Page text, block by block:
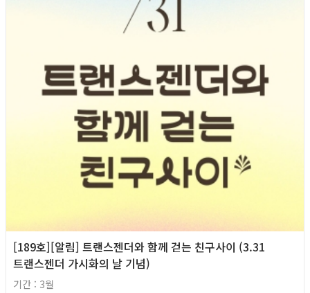
[189호][알림] 트랜스젠더와 함께 걷는 친구사이 (3.31
트랜스젠더 가시화의 날 기념)
기간 : 3월